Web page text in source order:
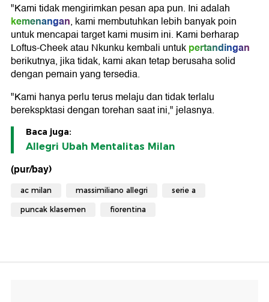
"Kami tidak mengirimkan pesan apa pun. Ini adalah
kemenangan, kami membutuhkan lebih banyak poin
untuk mencapai target kami musim ini. Kami berharap
Loftus-Cheek atau Nkunku kembali untukpertandingan
berikutnya, jika tidak, kami akan tetap berusaha solid
dengan pemain yang tersedia.
"Kami hanya perlu terus melaju dan tidak terlalu
berekspktasi dengan torehan saat ini," jelasnya.
Baca juga:
Allegri Ubah Mentalitas Milan
(pur/bay)
ac milan massimiliano allegri serie a
puncak klasemen fiorentina